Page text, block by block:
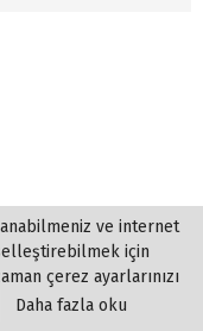
ve internet
için
çerez ayarlarınızı
Daha fazla oku